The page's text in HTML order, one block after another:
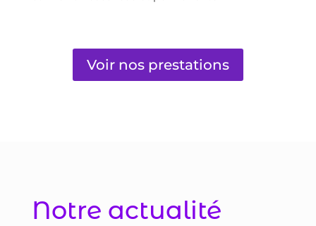
Voir nos prestations
Notre actualité